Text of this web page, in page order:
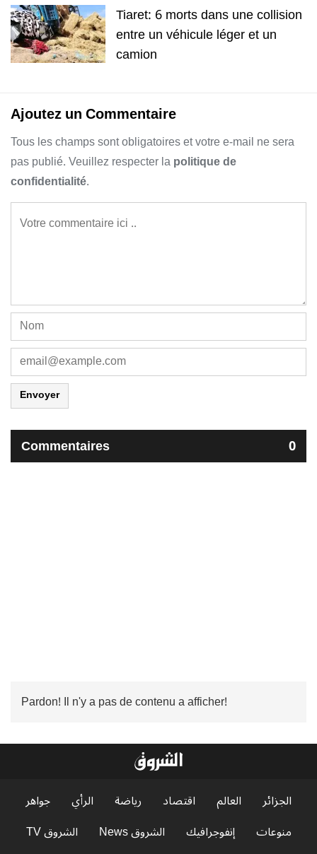
Tiaret: 6 morts dans une collision
entre un véhicule léger et un
camion
Ajoutez un Commentaire
Tous les champs sont obligatoires et votre e-mail ne sera
pas publié. Veuillez respecter lapolitique de
confidentialité.
Envoyer
Commentaires 0
Pardon! Il n'y a pas de contenu a afficher!
الجزائر العالم اقتصاد رياضة الرأي
جواهر
منوعات
إنفوجرافيك الشروق News
الشروق TV